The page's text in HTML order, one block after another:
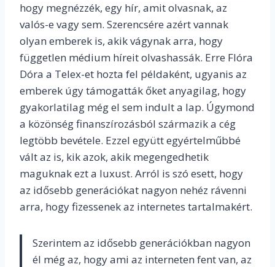
hogy megnézzék, egy hír, amit olvasnak, az
valós-e vagy sem. Szerencsére azért vannak
olyan emberek is, akik vágynak arra, hogy
független médium híreit olvashassák. Erre Flóra
Dóra a Telex-et hozta fel példaként, ugyanis az
emberek úgy támogatták őket anyagilag, hogy
gyakorlatilag még el sem indult a lap. Úgymond
a közönség finanszírozásból származik a cég
legtöbb bevétele. Ezzel együtt egyértelműbbé
vált az is, kik azok, akik megengedhetik
maguknak ezt a luxust. Arról is szó esett, hogy
az idősebb generációkat nagyon nehéz rávenni
arra, hogy fizessenek az internetes tartalmakért.
Szerintem az idősebb generációkban nagyon
él még az, hogy ami az interneten fent van, az